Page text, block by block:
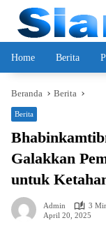
Langsung
konten
Home Berita
Beranda Berita
Berita
Galakkan
untuk
Admin
3
April 20, 2025